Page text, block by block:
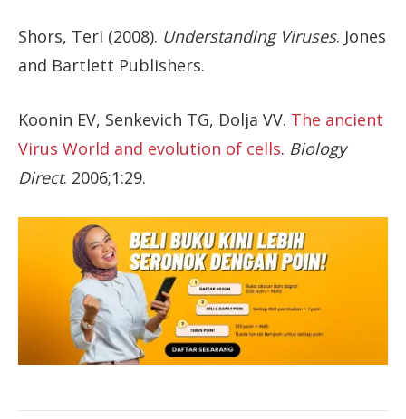
Shors, Teri (2008). Understanding Viruses. Jones
and Bartlett Publishers.
Koonin EV, Senkevich TG, Dolja VV. The ancient
Virus World and evolution of cells. Biology
Direct. 2006;1:29.